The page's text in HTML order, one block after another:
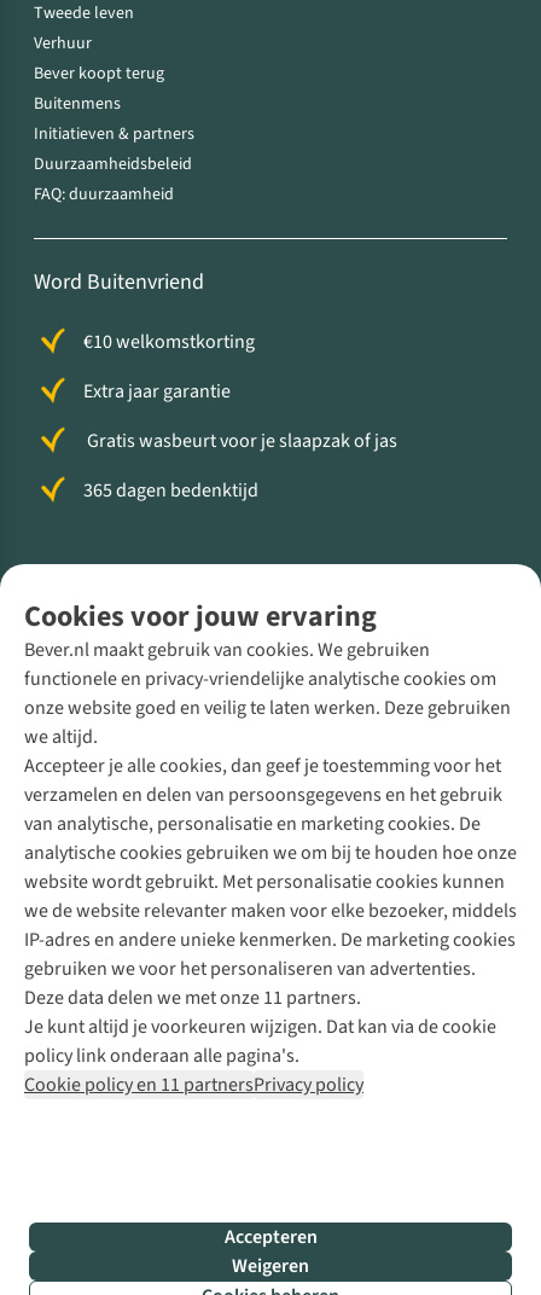
Cookies voor jouw ervaring
Bever.nl maakt gebruik van cookies. We gebruiken
functionele en privacy-vriendelijke analytische cookies om
onze website goed en veilig te laten werken. Deze gebruiken
we altijd.
Accepteer je alle cookies, dan geef je toestemming voor het
verzamelen en delen van persoonsgegevens en het gebruik
van analytische, personalisatie en marketing cookies. De
analytische cookies gebruiken we om bij te houden hoe onze
website wordt gebruikt. Met personalisatie cookies kunnen
we de website relevanter maken voor elke bezoeker, middels
IP-adres en andere unieke kenmerken. De marketing cookies
gebruiken we voor het personaliseren van advertenties.
Deze data delen we met onze 11 partners.
Je kunt altijd je voorkeuren wijzigen. Dat kan via de cookie
policy link onderaan alle pagina's.
Cookie policy en 11 partnersPrivacy policy
Accepteren
Weigeren
Tweede leven
Verhuur
Bever koopt terug
Buitenmens
Initiatieven & partners
Duurzaamheidsbeleid
FAQ: duurzaamheid
Word Buitenvriend
€10 welkomstkorting
Extra jaar garantie
Gratis wasbeurt voor je slaapzak of jas
365 dagen bedenktijd
Direct advies van een Buitenexpert
+31 (0)85 888 50 88
+31 6 12 28 49 80
Contactformulier
Bever
B.V.